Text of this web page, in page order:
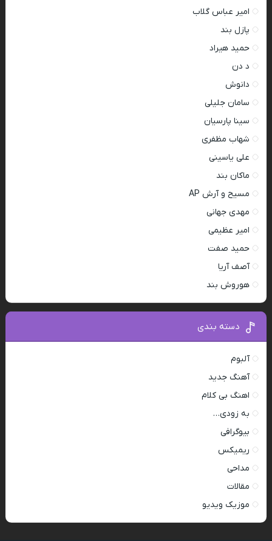
امیر عباس گلاب
پازل بند
حمید هیراد
د دن
دانوش
سامان جلیلی
سینا پارسیان
شهاب مظفری
علی یاسینی
ماکان بند
مسیح و آرش AP
مهدی جهانی
امیر عظیمی
حمید صفت
آصف آریا
هوروش بند
دسته بندی
آلبوم
آهنگ جدید
اهنگ بی کلام
به زودی…
بیوگرافی
ریمیکس
مداحی
مقالات
موزیک ویدیو